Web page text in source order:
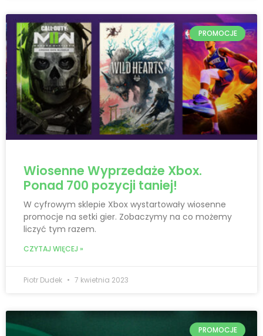
PROMOCJE
Wiosenne Wyprzedaże Xbox.
Ponad 700 pozycji taniej!
W cyfrowym sklepie Xbox wystartowały wiosenne
promocje na setki gier. Zobaczymy na co możemy
liczyć tym razem.
CZYTAJ WIĘCEJ »
Piotr Dudek 7 kwietnia 2023
PROMOCJE